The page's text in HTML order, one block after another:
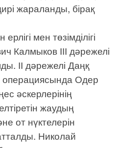
жараланды, бірақ
мен төзімділігі
Калмыков ІІІ дәрежелі
ІІ дәрежелі Даңқ
операциясында Одер
әскерлерінің
жаудың
от нүктелерін
Николай